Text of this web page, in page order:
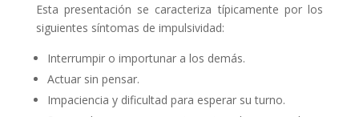
Esta presentación se caracteriza típicamente por los
siguientes síntomas de impulsividad:
Interrumpir o importunar a los demás.
Actuar sin pensar.
Impaciencia y dificultad para esperar su turno.